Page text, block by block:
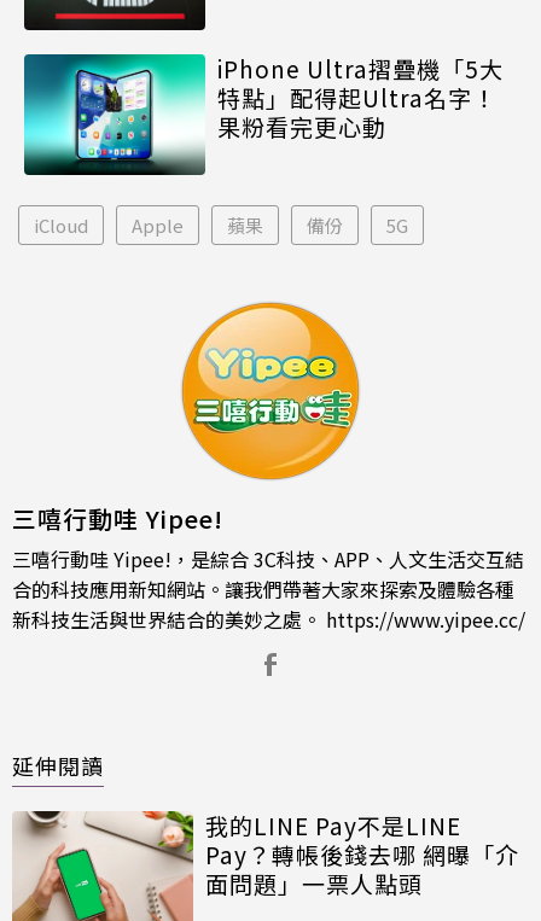
iPhone Ultra摺疊機「5大
特點」配得起Ultra名字！
果粉看完更心動
iCloud Apple 蘋果 備份 5G
三嘻行動哇 Yipee!
三嘻行動哇 Yipee!，是綜合 3C科技、APP、人文生活交互結
合的科技應用新知網站。讓我們帶著大家來探索及體驗各種
新科技生活與世界結合的美妙之處。 https://www.yipee.cc/
延伸閱讀
我的LINE Pay不是LINE
Pay？轉帳後錢去哪 網曝「介
面問題」一票人點頭